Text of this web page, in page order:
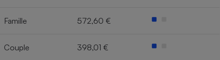
Famille 572,60 €
Couple 398,01 €